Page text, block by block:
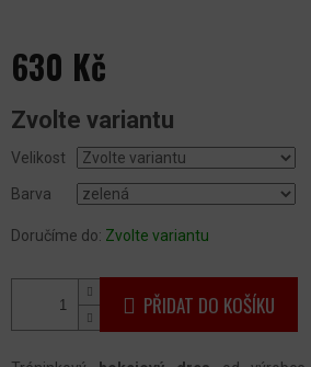
630 Kč
cena:
Zvolte variantu
Velikost
Barva
Doručíme do: Zvolte variantu
PŘIDAT DO KOŠÍKU